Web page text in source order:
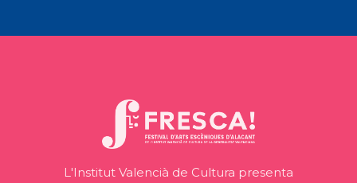
L'Institut Valencià de Cultura presenta